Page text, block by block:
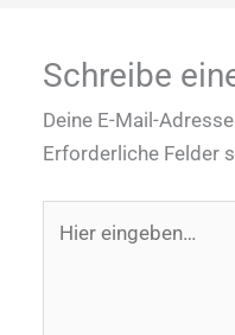
Schreibe
Deine E-Mail-
Erforderliche Felder
eingeben…